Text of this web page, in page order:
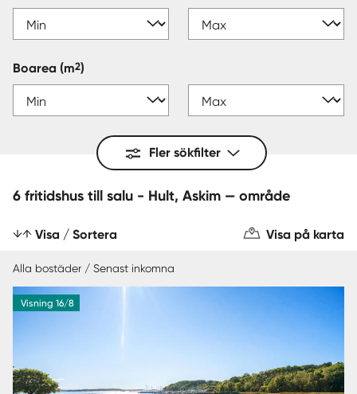
Boarea (m2)
Fler sökfilter
6 fritidshus till salu - Hult, Askim — område
Visa / Sortera Visa på karta
Alla bostäder / Senast inkomna
Visning 16/8